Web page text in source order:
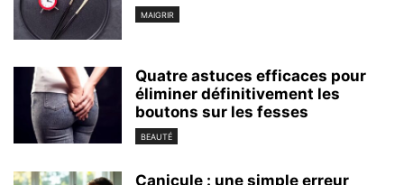
MAIGRIR
Quatre astuces efficaces pour
éliminer définitivement les
boutons sur les fesses
BEAUTÉ
Canicule : une simple erreur